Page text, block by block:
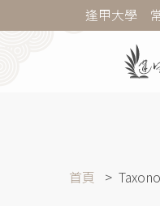
至
Corner
Menu
逢甲大學
首頁